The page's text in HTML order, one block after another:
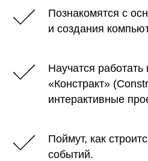
Познакомятся с
и создания
Научатся работать
«Констракт»
интерактивные
Поймут, как
событий.